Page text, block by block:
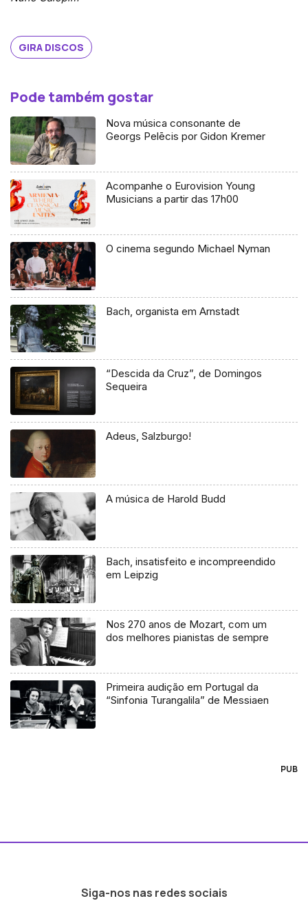
GIRA DISCOS
Pode também gostar
Nova música consonante de
Georgs Pelēcis por Gidon Kremer
Acompanhe o Eurovision Young
Musicians a partir das 17h00
O cinema segundo Michael Nyman
Bach, organista em Arnstadt
“Descida da Cruz”, de Domingos
Sequeira
Adeus, Salzburgo!
A música de Harold Budd
Bach, insatisfeito e incompreendido
em Leipzig
Nos 270 anos de Mozart, com um
dos melhores pianistas de sempre
Primeira audição em Portugal da
“Sinfonia Turangalila” de Messiaen
PUB
Siga-nos nas redes sociais